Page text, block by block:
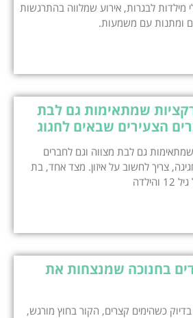
מילדות לבגרות, אירוע שמלווה בהתרגשות
ומתנות עם משמעות.
שמתאימות גם לבת
הצעירים שבאים לחגוג
גם לבת מצווה וגם לחברים
צריך לחשוב על איזון. מצד אחד, בת
בחנוכה שמנצחות את
כשהימים קצרים, הקור בחוץ מורגש,